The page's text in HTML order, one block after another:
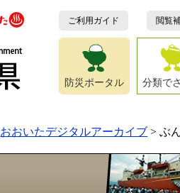
ご利用ガイド 閲覧
防災ポータル 分類で
おおいたデジタルアーカイブ >ぶ